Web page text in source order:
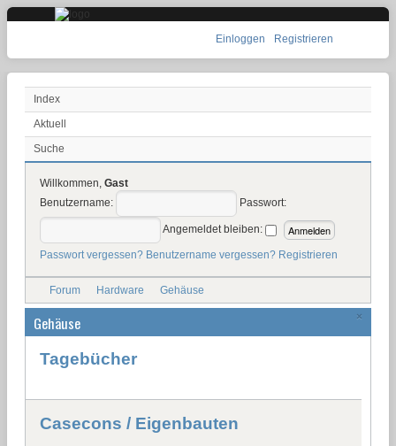
Einloggen Registrieren
Index
Aktuell
Suche
Willkommen, Gast
Benutzername:
Passwort:
Angemeldet bleiben:
Passwort vergessen? Benutzername vergessen? Registrieren
Forum Hardware Gehäuse
×
Gehäuse
Tagebücher
Casecons / Eigenbauten